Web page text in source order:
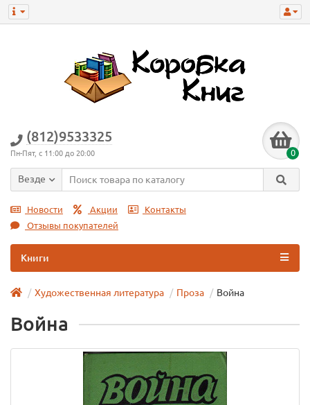
(812)9533325
Пн-Пят, с 11:00 до 20:00 0
Везде
Новости Акции
Контакты
Отзывы покупателей
Книги
Художественная литература Проза Война
Война